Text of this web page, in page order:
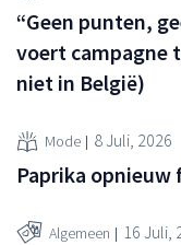
“Geen punten,
voert campagne
niet in België)
Mode 8 Juli, 2026
Paprika
Algemeen 16 Juli,